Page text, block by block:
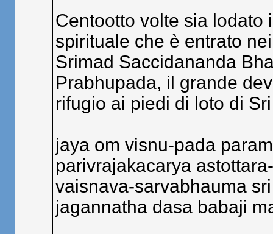
Centootto volte sia lodato
spirituale che è entrato
Srimad Saccidananda
Prabhupada, il grande
rifugio ai piedi di loto di
jaya om visnu-pada
parivrajakacarya
vaisnava-sarvabhauma
jagannatha dasa babaji